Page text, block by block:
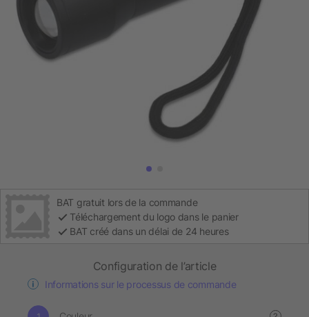
BAT gratuit lors de la commande
Téléchargement du logo dans le panier
BAT créé dans un délai de 24 heures
Configuration de l’article
Informations sur le processus de commande